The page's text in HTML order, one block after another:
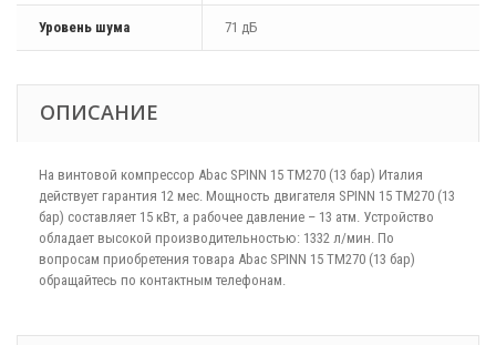
Уровень шума 71 дБ
ОПИСАНИЕ
На винтовой компрессор Abac SPINN 15 TM270 (13 бар) Италия
действует гарантия 12 мес. Мощность двигателя SPINN 15 TM270 (13
бар) составляет 15 кВт, а рабочее давление – 13 атм. Устройство
обладает высокой производительностью: 1332 л/мин. По
вопросам приобретения товара Abac SPINN 15 TM270 (13 бар)
обращайтесь по контактным телефонам.